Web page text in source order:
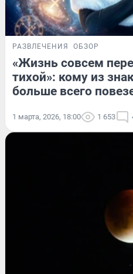
РАЗВЛЕЧЕНИЯ ОБЗОР
«Жизнь совсем
тихой»: кому из
больше всего
1 марта, 2026, 18:00 1 653